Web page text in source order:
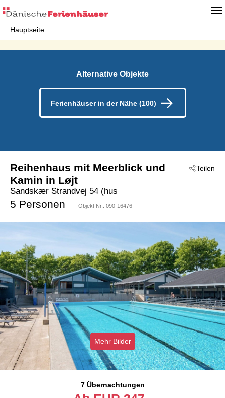
Hauptseite
Alternative Objekte
Ferienhäuser in der Nähe (100)
Teilen
Reihenhaus mit Meerblick und
Kamin in Løjt
Sandskær Strandvej 54 (hus
5 Personen Objekt Nr.: 090-16476
Mehr Bilder
7 Übernachtungen